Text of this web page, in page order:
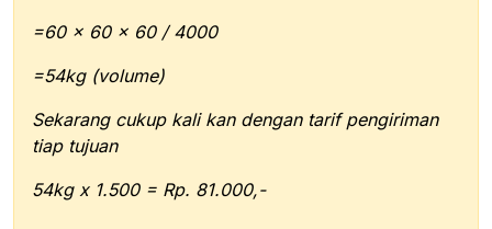
=60 x 60 x 60 / 4000
=54kg (volume)
Sekarang cukup kali kan dengan tarif pengiriman
tiap tujuan
54kg x 1.500 = Rp. 81.000,-